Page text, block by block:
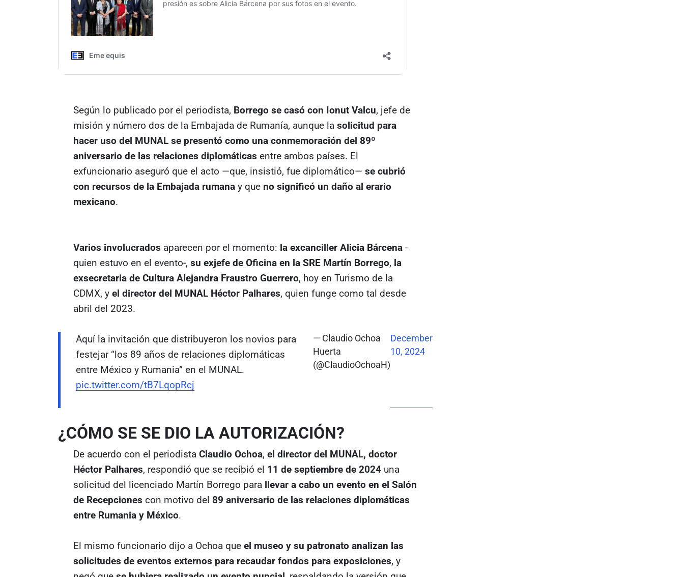
Según lo publicado por el periodista, Borrego se casó con Ionut Valcu, jefe de
misión y número dos de la Embajada de Rumanía, aunque la solicitud para
hacer uso del MUNAL se presentó como una conmemoración del 89º
aniversario de las relaciones diplomáticas entre ambos países. El
exfuncionario aseguró que el acto —que, insistió, fue diplomático— se cubrió
con recursos de la Embajada rumana y que no significó un daño al erario
mexicano.
Varios involucrados aparecen por el momento: la excanciller Alicia Bárcena -
quien estuvo en el evento-, su exjefe de Oficina en la SRE Martín Borrego, la
exsecretaria de Cultura Alejandra Fraustro Guerrero, hoy en Turismo de la
CDMX, y el director del MUNAL Héctor Palhares, quien funge como tal desde
abril del 2023.
Aquí la invitación que distribuyeron los novios para
festejar “los 89 años de relaciones diplomáticas
entre México y Rumania” en el MUNAL.
pic.twitter.com/tB7LqopRcj
— Claudio Ochoa
Huerta
(@ClaudioOchoaH)
December
10, 2024
¿CÓMO SE SE DIO LA AUTORIZACIÓN?
De acuerdo con el periodista Claudio Ochoa, el director del MUNAL, doctor
Héctor Palhares, respondió que se recibió el 11 de septiembre de 2024 una
solicitud del licenciado Martín Borrego para llevar a cabo un evento en el Salón
de Recepciones con motivo del 89 aniversario de las relaciones diplomáticas
entre Rumania y México.
El mismo funcionario dijo a Ochoa que el museo y su patronato analizan las
solicitudes de eventos externos para recaudar fondos para exposiciones, y